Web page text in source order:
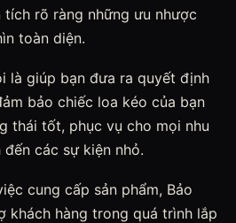
rõ ràng những ưu nhược
toàn diện.
là giúp bạn đưa ra quyết định
bảo chiếc loa kéo của bạn
thái tốt, phục vụ cho mọi nhu
các sự kiện nhỏ.
cung cấp sản phẩm, Bảo
khách hàng trong quá trình lắp